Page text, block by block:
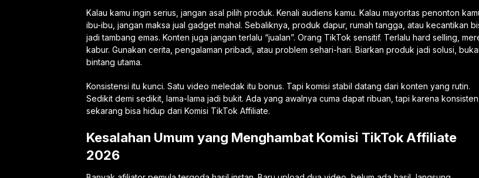
Kalau kamu ingin serius, jangan asal pilih produk. Kenali audiens kamu. Kalau mayoritas penonton
ibu-ibu, jangan maksa jual gadget mahal. Sebaliknya, produk dapur, rumah tangga, atau kecantikan
jadi tambang emas. Konten juga jangan terlalu “jualan”. Orang TikTok sensitif. Terlalu hard selling,
kabur. Gunakan cerita, pengalaman pribadi, atau problem sehari-hari. Biarkan produk jadi solusi,
bintang utama.
Konsistensi itu kunci. Satu video meledak itu bonus. Tapi komisi stabil datang dari konten yang rutin.
Sedikit demi sedikit, lama-lama jadi bukit. Ada yang awalnya cuma dapat ribuan, tapi karena konsisten,
sekarang bisa hidup dari Komisi TikTok Affiliate.
Kesalahan Umum yang Menghambat Komisi TikTok Affiliate
2026